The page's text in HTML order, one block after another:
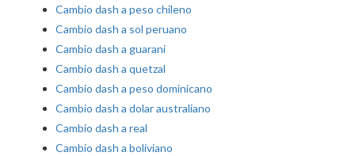
Cambio dash a peso chileno
Cambio dash a sol peruano
Cambio dash a guarani
Cambio dash a quetzal
Cambio dash a peso dominicano
Cambio dash a dolar australiano
Cambio dash a real
Cambio dash a boliviano